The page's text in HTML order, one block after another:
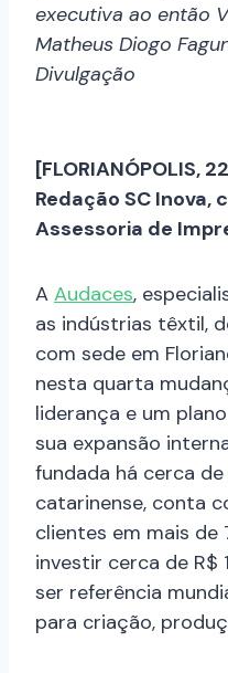
executiva ao então
Matheus Diogo
Divulgação
[FLORIANÓPOLIS,
Redação SC
Assessoria de
A Audaces,
as indústrias têxtil,
com sede em
nesta quarta
liderança e um
sua expansão
fundada há cerca
catarinense, conta
clientes em mais
investir cerca de R$
ser referência
para criação,